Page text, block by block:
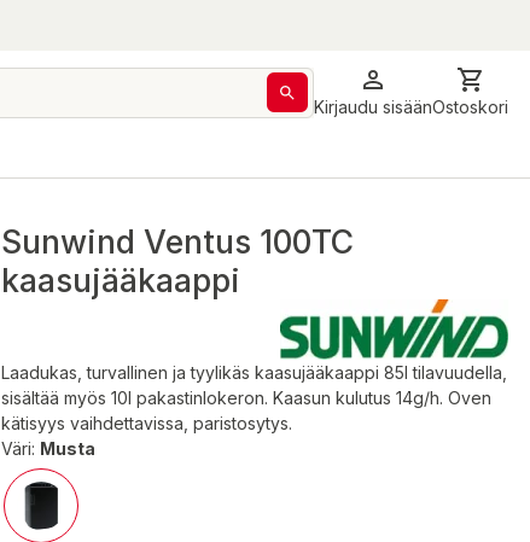
Kirjaudu sisäänOstoskori
Sunwind Ventus 100TC
kaasujääkaappi
Laadukas, turvallinen ja tyylikäs kaasujääkaappi 85l tilavuudella,
sisältää myös 10l pakastinlokeron. Kaasun kulutus 14g/h. Oven
kätisyys vaihdettavissa, paristosytys.
Väri: Musta